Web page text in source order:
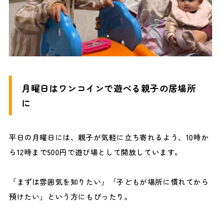
月曜日はワンコインで遊べる親子の居場所
に
平日の月曜日には、親子が気軽に立ち寄れるよう、10時か
ら12時まで500円で遊び場として開放しています。
「まずは雰囲気を知りたい」「子どもが場所に慣れてから
預けたい」という方にもぴったり。